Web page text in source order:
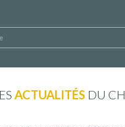
ACTUALITÉS DU